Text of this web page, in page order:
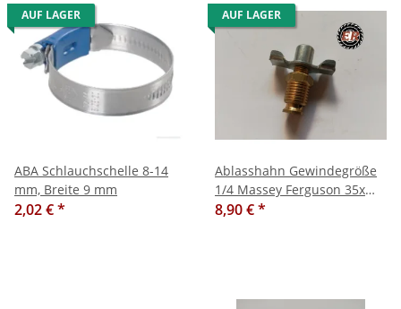
AUF LAGER
ABA Schlauchschelle 8-14
mm, Breite 9 mm
2,02 €*
AUF LAGER
Ablasshahn Gewindegröße
1/4 Massey Ferguson 35x
135 etc.Ford John Deere
8,90 €*